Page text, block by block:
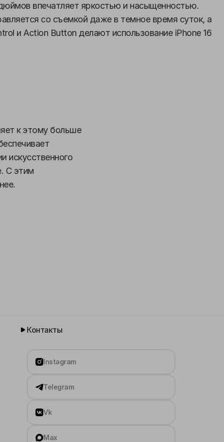
впечатляет яркостью и насыщенностью.
со съемкой даже в темное время суток, а
и Action Button делают использование iPhone 16
к этому больше
искусственного
С этим
Контакты
Instagram
Telegram
Vk
Max